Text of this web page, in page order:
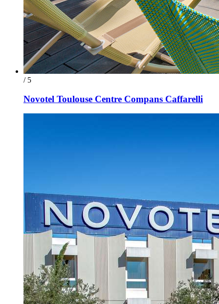
/ 5
Novotel Toulouse Centre Compans Caffarelli